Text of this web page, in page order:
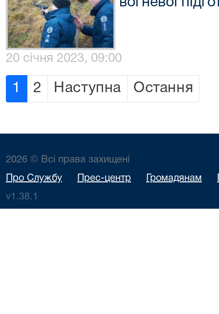
вогневої
20 січня 2023, 09:00
1 2 Наступна Остання
2026 © Всі права захищені
Про Службу Прес-центр Громадянам
v1.38.1